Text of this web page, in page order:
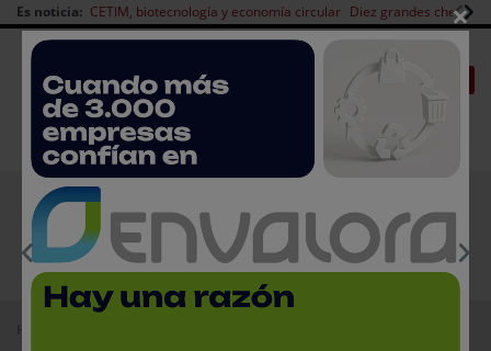
Es noticia: CETIM, biotecnología y economía circular Diez grandes chefs
Redes Sociales
Es noticia
| CANAL EMPLEO Login empresas Registro
×